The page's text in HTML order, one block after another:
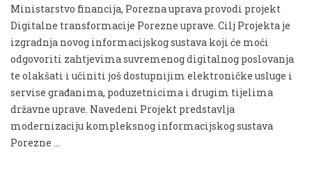
Ministarstvo financija, Porezna uprava provodi projekt
Digitalne transformacije Porezne uprave. Cilj Projekta je
izgradnja novog informacijskog sustava koji će moći
odgovoriti zahtjevima suvremenog digitalnog poslovanja
te olakšati i učiniti još dostupnijim elektroničke usluge i
servise građanima, poduzetnicima i drugim tijelima
državne uprave. Navedeni Projekt predstavlja
modernizaciju kompleksnog informacijskog sustava
Porezne …